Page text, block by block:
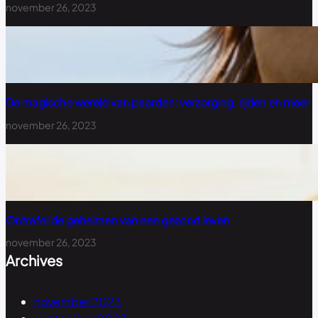
november 26, 2023
De magische wereld van paarden: verzorging, rijden en meer
november 26, 2023
Ontrafel de geheimen van een gezond leven
november 26, 2023
Archives
november 2023